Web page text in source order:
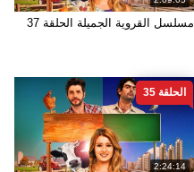
مسلسل القروية الجميلة الحلقة 37
2:24:14
الحلقة 35